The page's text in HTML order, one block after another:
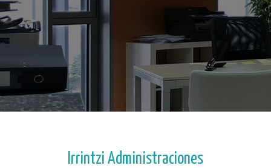
Irrintzi Administraciones